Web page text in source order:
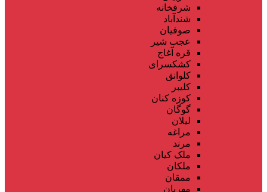
شرفخانه
شندآباد
صوفیان
عجب شیر
قره آغاج
کشکسرای
کلوانق
کلیبر
کوزه کنان
گوگان
لیلان
مراغه
مرند
ملک کیان
ملکان
ممقان
مهربان